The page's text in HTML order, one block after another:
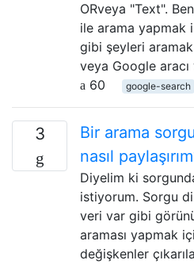
ORveya "Text".
ile arama yapmak
gibi şeyleri
veya Google
60
google-search
3
Bir arama
nasıl
Diyelim ki
istiyorum. Sorgu
veri var gibi
araması yapmak
değişkenler